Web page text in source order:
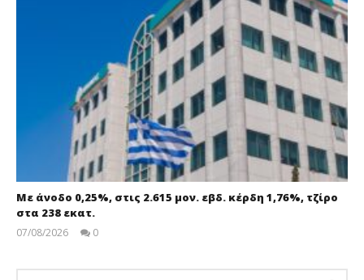
Με άνοδο 0,25%, στις 2.615 μον. εβδ. κέρδη 1,76%, τζίρο
στα 238 εκατ.
07/08/2026
0